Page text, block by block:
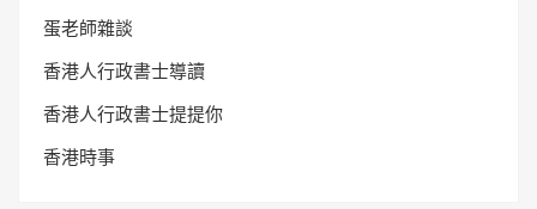
蛋老師雜談
香港人行政書士導讀
香港人行政書士提提你
香港時事